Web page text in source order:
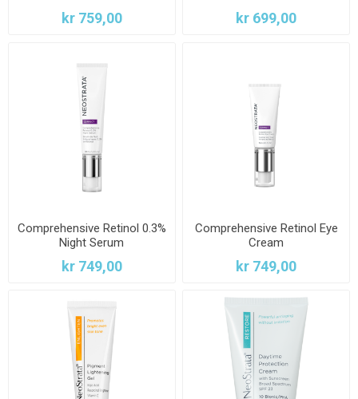
kr 759,00 kr 699,00
Comprehensive Retinol 0.3%
Night Serum
kr 749,00
Comprehensive Retinol Eye
Cream
kr 749,00